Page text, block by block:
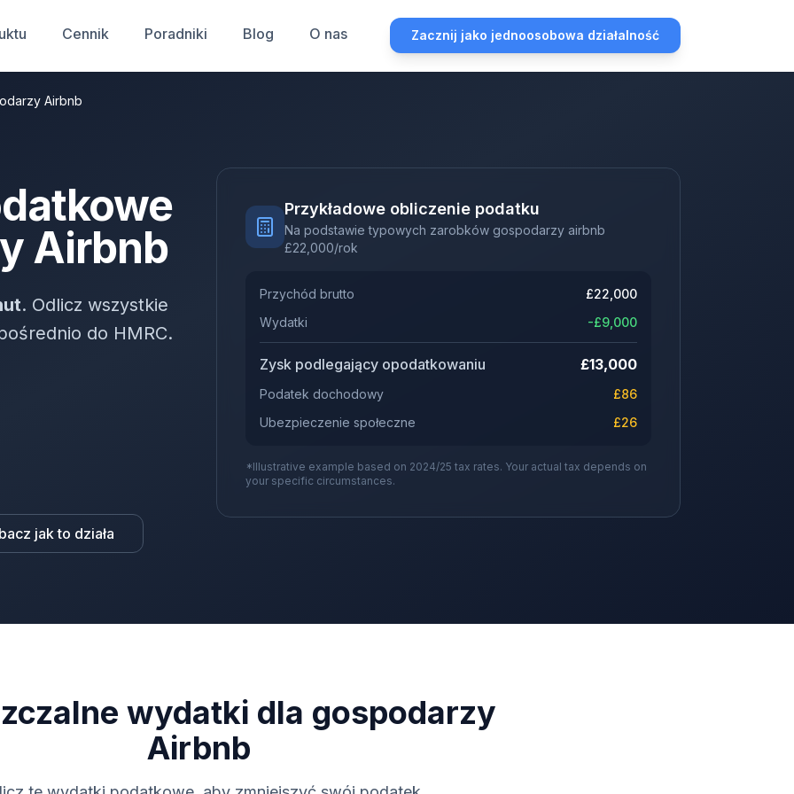
Cennik Poradniki Blog O nas Zacznij jako jednoosobowa działalność
Airbnb
Airbnb
. Odlicz wszystkie
do HMRC.
jak to działa
Przykładowe obliczenie podatku
Na podstawie typowych zarobków gospodarzy airbnb
£22,000/rok
Przychód brutto £22,000
Wydatki
-£9,000
Zysk podlegający opodatkowaniu £13,000
Podatek dochodowy £86
Ubezpieczenie społeczne
£26
*Illustrative example based on 2024/25 tax rates. Your actual tax depends on
your specific circumstances.
wydatki dla gospodarzy
Airbnb